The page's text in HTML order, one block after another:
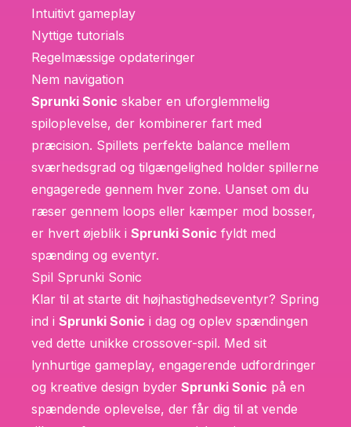
Intuitivt gameplay
Nyttige tutorials
Regelmæssige opdateringer
Nem navigation
Sprunki Sonic skaber en uforglemmelig
spiloplevelse, der kombinerer fart med
præcision. Spillets perfekte balance mellem
sværhedsgrad og tilgængelighed holder spillerne
engagerede gennem hver zone. Uanset om du
ræser gennem loops eller kæmper mod bosser,
er hvert øjeblik i Sprunki Sonic fyldt med
spænding og eventyr.
Spil Sprunki Sonic
Klar til at starte dit højhastighedseventyr? Spring
ind i Sprunki Sonic i dag og oplev spændingen
ved dette unikke crossover-spil. Med sit
lynhurtige gameplay, engagerende udfordringer
og kreative design byder Sprunki Sonic på en
spændende oplevelse, der får dig til at vende